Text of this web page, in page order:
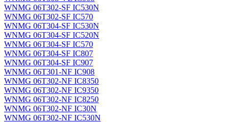
WNMG 06T302-SF IC530N
WNMG 06T302-SF IC570
WNMG 06T304-SF IC530N
WNMG 06T304-SF IC520N
WNMG 06T304-SF IC570
WNMG 06T304-SF IC807
WNMG 06T304-SF IC907
WNMG 06T301-NF IC908
WNMG 06T302-NF IC8350
WNMG 06T302-NF IC9350
WNMG 06T302-NF IC8250
WNMG 06T302-NF IC30N
WNMG 06T302-NF IC530N